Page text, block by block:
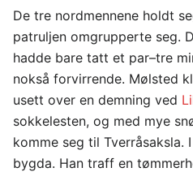
De tre nordmennene holdt
patruljen omgrupperte seg.
hadde bare tatt et par–tre
nokså forvirrende. Mølsted
usett over en demning ved
sokkelesten, og med mye
komme seg til Tverråsaksla.
bygda. Han traff en